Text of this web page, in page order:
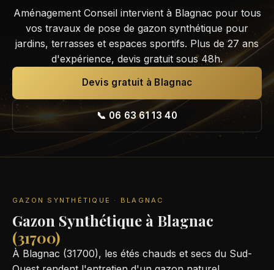
Aménagement Conseil intervient à Blagnac pour tous
vos travaux de pose de gazon synthétique pour
jardins, terrasses et espaces sportifs. Plus de 27 ans
d'expérience, devis gratuit sous 48h.
Devis gratuit à Blagnac
📞 06 63 61 13 40
GAZON SYNTHÉTIQUE · BLAGNAC
Gazon Synthétique à Blagnac
(31700)
À Blagnac (31700), les étés chauds et secs du Sud-